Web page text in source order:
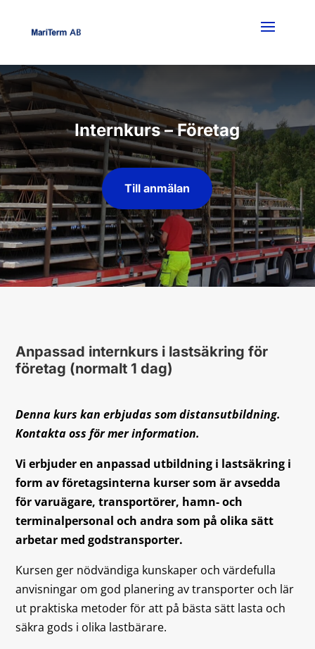
Internkurs – Företag
Till anmälan
Anpassad internkurs i lastsäkring för
företag (normalt 1 dag)
Denna kurs kan erbjudas som distansutbildning.
Kontakta oss för mer information.
Vi erbjuder en anpassad utbildning i lastsäkring i
form av företagsinterna kurser som är avsedda
för varuägare, transportörer, hamn- och
terminalpersonal och andra som på olika sätt
arbetar med godstransporter.
Kursen ger nödvändiga kunskaper och värdefulla
anvisningar om god planering av transporter och lär
ut praktiska metoder för att på bästa sätt lasta och
säkra gods i olika lastbärare.